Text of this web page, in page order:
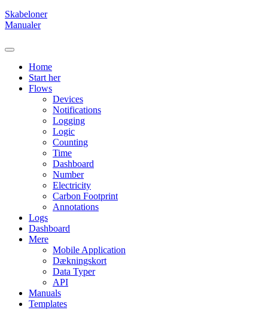
Skabeloner
Manualer
Home
Start her
Flows
Devices
Notifications
Logging
Logic
Counting
Time
Dashboard
Number
Electricity
Carbon Footprint
Annotations
Logs
Dashboard
Mere
Mobile Application
Dækningskort
Data Typer
API
Manuals
Templates